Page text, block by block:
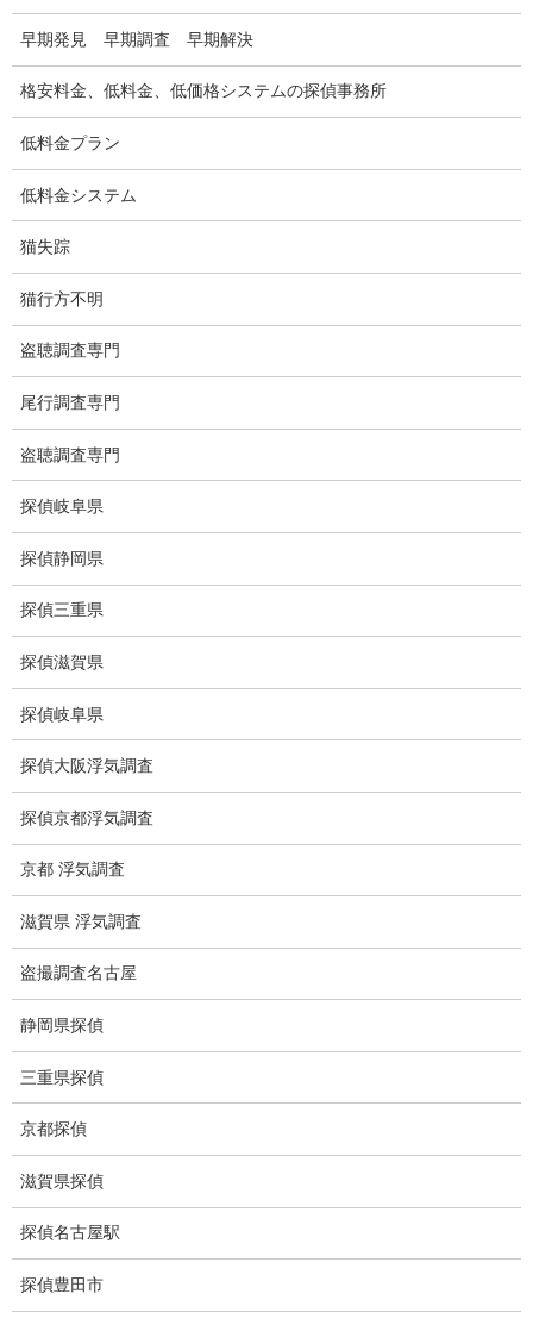
弁護士紹介
浮気調査
浮気調査プランのご案内
浮気調査の相場
調査費用と調査日数の目安
浮気調査料金の比較例
GPS検索調査
GPS調査
車両調査
浮気調査地域
浮気調査関連調査
ドメスティックバイオレンスDV調査
いじめ・子供の虐待
別れさせ屋
盗聴調査
ご依頼の注意点
世界の盗聴事情
弊社が選ばれる理由
盗撮器
盗撮調査愛知県
電磁波測定調査
電磁波とは
早期発見 早期調査 早期解決
格安料金、低料金、低価格システムの探偵事務所
低料金プラン
低料金システム
猫失踪
猫行方不明
盗聴調査専門
尾行調査専門
盗聴調査専門
探偵岐阜県
探偵静岡県
探偵三重県
探偵滋賀県
探偵岐阜県
探偵大阪浮気調査
探偵京都浮気調査
京都 浮気調査
滋賀県 浮気調査
盗撮調査名古屋
静岡県探偵
三重県探偵
京都探偵
滋賀県探偵
探偵名古屋駅
探偵豊田市